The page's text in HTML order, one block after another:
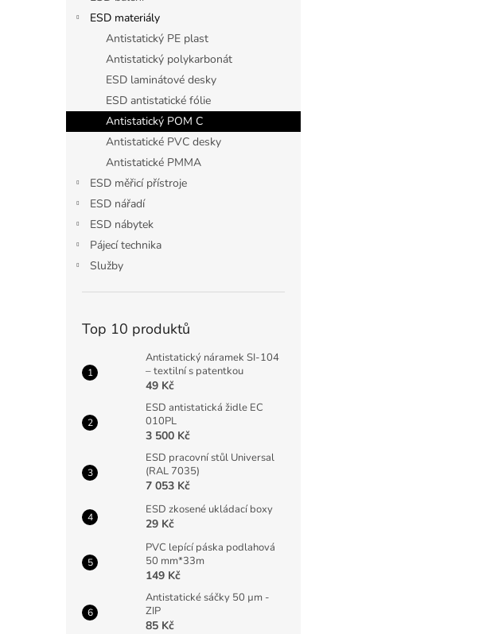
ESD materiály
Antistatický PE plast
Antistatický polykarbonát
ESD laminátové desky
ESD antistatické fólie
Antistatický POM C
Antistatické PVC desky
Antistatické PMMA
ESD měřicí přístroje
ESD nářadí
ESD nábytek
Pájecí technika
Služby
Top 10 produktů
Antistatický náramek SI-104
– textilní s patentkou
49 Kč
ESD antistatická židle EC
010PL
3 500 Kč
ESD pracovní stůl Universal
(RAL 7035)
7 053 Kč
ESD zkosené ukládací boxy
29 Kč
PVC lepící páska podlahová
50 mm*33m
149 Kč
Antistatické sáčky 50 µm -
ZIP
85 Kč